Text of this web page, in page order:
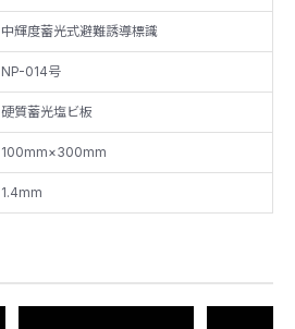
中輝度蓄光式避難誘導標識
NP-014号
硬質蓄光塩ビ板
100mm×300mm
1.4mm